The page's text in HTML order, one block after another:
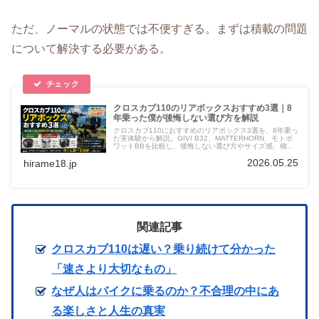
ただ、ノーマルの状態では不便すぎる。まずは積載の問題
について解決する必要がある。
クロスカブ110のリアボックスおすすめ3選｜8
年乗った僕が後悔しない選び方を解説
クロスカブ110におすすめのリアボックス3選を、8年乗っ
た実体験から解説。GIVI B32、MATTERHORN、モトボ
ワットBBを比較し、後悔しない選び方やサイズ感、積載
hirame18.jp 2026.05.25
関連記事
クロスカブ110は遅い？乗り続けて分かった
「速さより大切なもの」
なぜ人はバイクに乗るのか？不合理の中にあ
る楽しさと人生の真実